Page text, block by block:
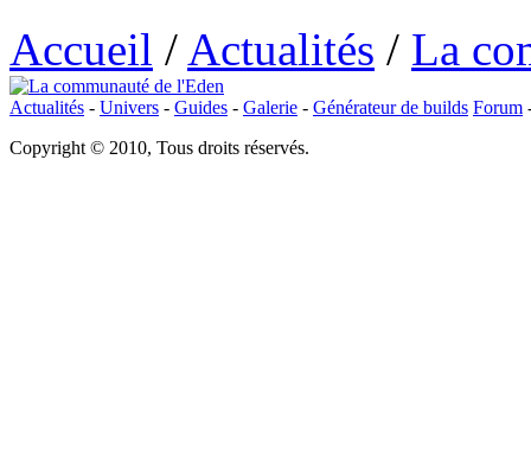
Accueil / Actualités / La
Actualités - Univers - Guides - Galerie - Générateur de builds Forum
Copyright © 2010, Tous droits réservés.